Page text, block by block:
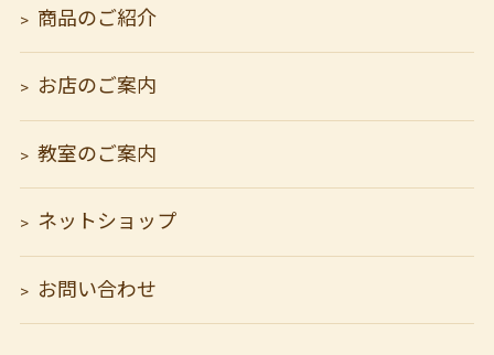
商品のご紹介
お店のご案内
教室のご案内
ネットショップ
お問い合わせ